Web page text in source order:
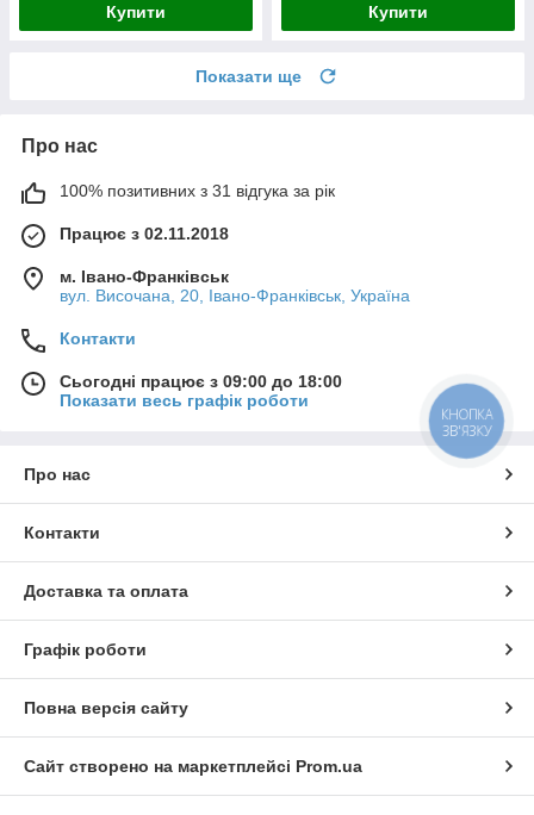
Купити Купити
Показати ще
Про нас
100% позитивних з 31 відгука за рік
Працює з 02.11.2018
м. Івано-Франківськ
вул. Височана, 20, Івано-Франківськ, Україна
Контакти
Сьогодні працює з 09:00 до 18:00
Показати весь графік роботи
Про нас
Контакти
Доставка та оплата
Графік роботи
Повна версія сайту
Сайт створено на маркетплейсі Prom.ua
КНОПКА
ЗВ'ЯЗКУ